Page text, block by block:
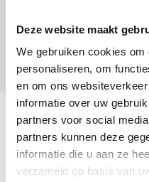
Deze website maakt
We gebruiken cookies
personaliseren, om
en om ons
informatie over uw
partners voor social
partners kunnen deze
informatie die u aan ze
verzameld op basis van
Wanneer je foto’s
maandag tot en met
een voorstel.
Veelgestelde
Wanneer kan ik een